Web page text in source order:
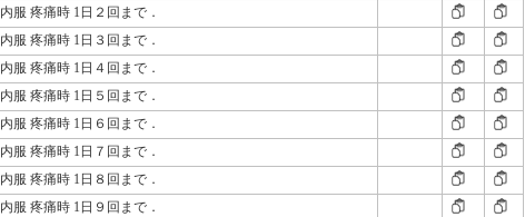
内服 疼痛時 1日２回まで．
内服 疼痛時 1日３回まで．
内服 疼痛時 1日４回まで．
内服 疼痛時 1日５回まで．
内服 疼痛時 1日６回まで．
内服 疼痛時 1日７回まで．
内服 疼痛時 1日８回まで．
内服 疼痛時 1日９回まで．